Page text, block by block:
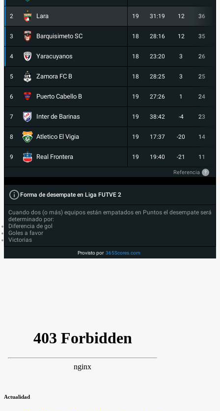
2 Lara 19 31:19 12 36
3 Barquisimeto SC 18 28:16 12 35
4 Yaracuyanos 18 23:20 3 26
5 Zamora FC B 18 28:25 3 25
6 Puerto Cabello B 19 27:26 1 24
7 Inter de Barinas 19 38:42 -4 23
8 Atletico El Vigia 19 17:37 -20 14
9 Real Frontera 19 19:40 -21 11
Referencia ?
Forma de desempate en Liga FUTVE 2
Cuando dos (o más) equipos están empatados en Puntos el desempate será
determinado por:
Diferencia de gol
Goles a favor
Victorias
Provisto por 365Scores.com
Actualidad